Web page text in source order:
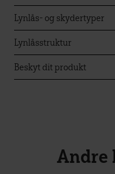
Lynlås- og skydertyper
Lynlåsstruktur
Beskyt dit produkt
Andre